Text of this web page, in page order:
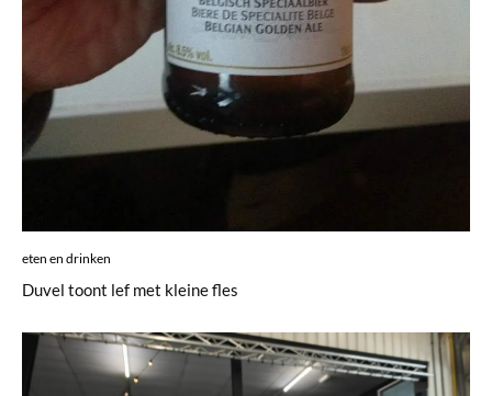
eten en drinken
Duvel toont lef met kleine fles